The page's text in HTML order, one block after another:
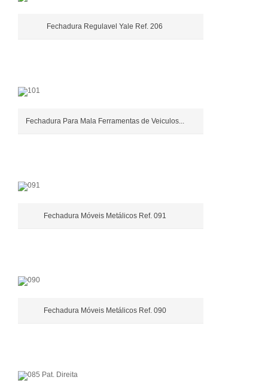
Fechadura Regulavel Yale Ref. 206
Fechadura Para Mala Ferramentas de Veiculos...
Fechadura Móveis Metálicos Ref. 091
Fechadura Móveis Metálicos Ref. 090